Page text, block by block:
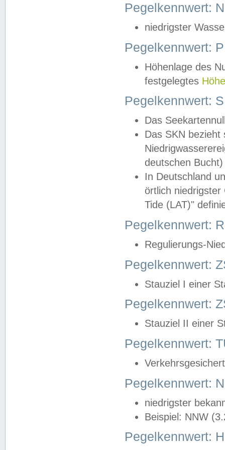
Pegelkennwert:
niedrigster
Pegelkennwert:
Höhenlage des
festgelegtes
Pegelkennwert:
Das
Das SKN
deutschen
In Deutschland
örtlich
Tide (LAT)"
Pegelkennwert:
Regulierungs-
Pegelkennwert:
Stauziel I einer
Pegelkennwert:
Stauziel II einer
Pegelkennwert:
Pegelkennwert:
niedrigster
Beispiel: NNW
Pegelkennwert: